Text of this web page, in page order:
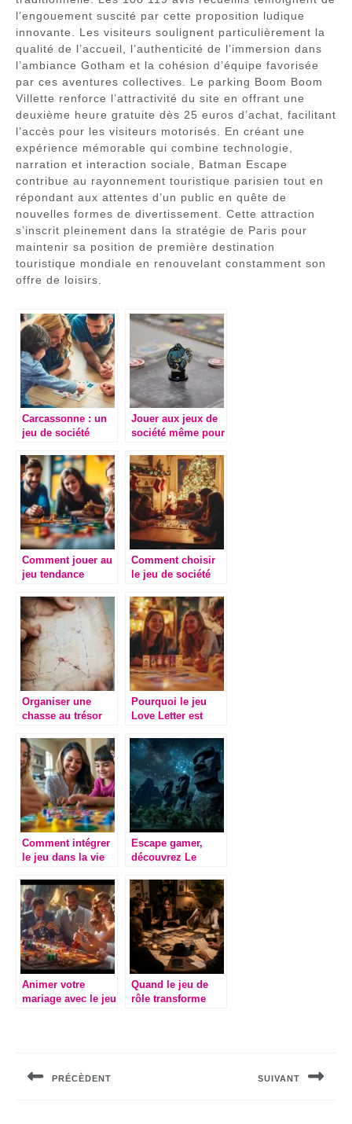
l’engouement suscité par cette proposition ludique
innovante. Les visiteurs soulignent particulièrement la
qualité de l’accueil, l’authenticité de l’immersion dans
l’ambiance Gotham et la cohésion d’équipe favorisée
par ces aventures collectives. Le parking Boom Boom
Villette renforce l’attractivité du site en offrant une
deuxième heure gratuite dès 25 euros d’achat, facilitant
l’accès pour les visiteurs motorisés. En créant une
expérience mémorable qui combine technologie,
narration et interaction sociale, Batman Escape
contribue au rayonnement touristique parisien tout en
répondant aux attentes d’un public en quête de
nouvelles formes de divertissement. Cette attraction
s’inscrit pleinement dans la stratégie de Paris pour
maintenir sa position de première destination
touristique mondiale en renouvelant constamment son
offre de loisirs.
Carcassonne : un
jeu de société
incontournable
Jouer aux jeux de
société même pour
Comment jouer au
jeu tendance
uncrossable et
maximiser vos
gains
Comment choisir
le jeu de société
fêtes de Noël ?
Organiser une
chasse au trésor
un anniversaire
inoubliable
Pourquoi le jeu
Love Letter est
soirées jeux
Comment intégrer
le jeu dans la vie
moments de
partage
inoubliables
Escape gamer,
découvrez Le
Imaginarium Game
: quand les décors
créent l’immersion
totale
Animer votre
mariage avec le jeu
Quand le jeu de
rôle transforme
l’articlePRÉCÈDENT SUIVANT